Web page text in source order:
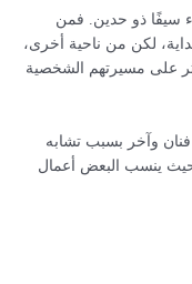
سيفًا ذو حدين. فمن
لكن من ناحية أخرى،
على مسيرتهم الشخصية
وآخر بسبب تشابه
ينسب البعض أعمال